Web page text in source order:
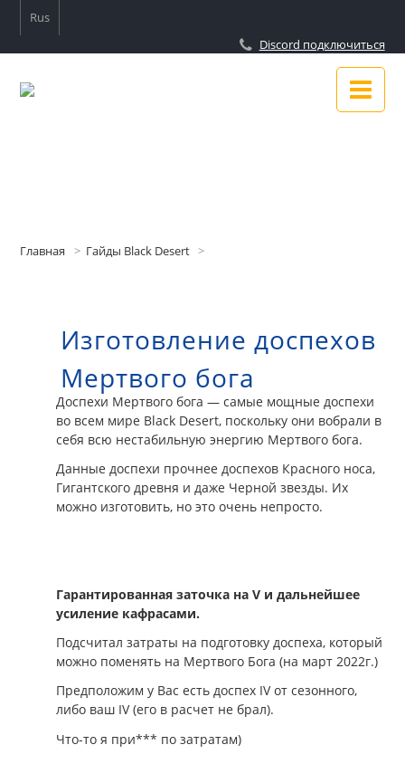
Rus
Discord подключиться
О сайте
Главная Гайды Black Desert
Изготовление доспехов
Мертвого бога
Доспехи Мертвого бога — самые мощные доспехи
во всем мире Black Desert, поскольку они вобрали в
себя всю нестабильную энергию Мертвого бога.
Данные доспехи прочнее доспехов Красного носа,
Гигантского древня и даже Черной звезды. Их
можно изготовить, но это очень непросто.
Гарантированная заточка на V и дальнейшее
усиление кафрасами.
Подсчитал затраты на подготовку доспеха, который
можно поменять на Мертвого Бога (на март 2022г.)
Предположим у Вас есть доспех IV от сезонного,
либо ваш IV (его в расчет не брал).
Что-то я при*** по затратам)